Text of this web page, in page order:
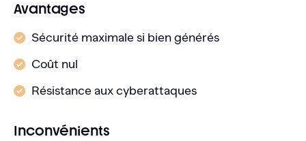
Avantages
Sécurité maximale si bien générés
Coût nul
Résistance aux cyberattaques
Inconvénients